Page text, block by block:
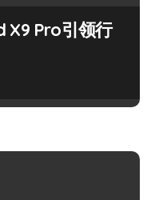
X9 Pro引领行